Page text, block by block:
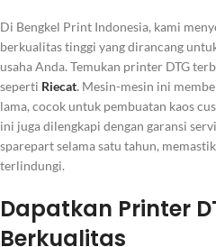
Di Bengkel Print Indonesia, kami
berkualitas tinggi yang dirancang
usaha Anda. Temukan printer DTG
seperti Riecat. Mesin-mesin ini
lama, cocok untuk pembuatan kaos
ini juga dilengkapi dengan garansi
sparepart selama satu tahun,
terlindungi.
Dapatkan Printer
Berkualitas